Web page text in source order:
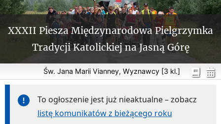
XXXII Piesza Międzynarodowa Pielgrzymka
Tradycji Katolickiej na Jasną Górę
Św. Jana Marii Vianney, Wyznawcy [3 kl.]
To ogłoszenie jest już nieaktualne – zobacz
listę komunikatów z bieżącego roku